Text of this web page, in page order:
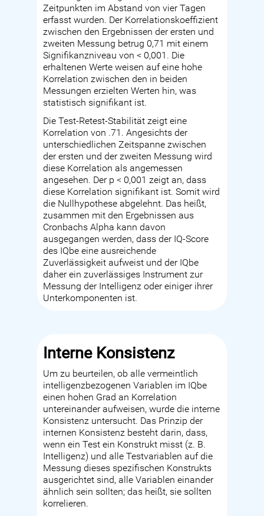
Zeitpunkten im Abstand von vier Tagen
erfasst wurden. Der Korrelationskoeffizient
zwischen den Ergebnissen der ersten und
zweiten Messung betrug 0,71 mit einem
Signifikanzniveau von < 0,001. Die
erhaltenen Werte weisen auf eine hohe
Korrelation zwischen den in beiden
Messungen erzielten Werten hin, was
statistisch signifikant ist.
Die Test-Retest-Stabilität zeigt eine
Korrelation von .71. Angesichts der
unterschiedlichen Zeitspanne zwischen
der ersten und der zweiten Messung wird
diese Korrelation als angemessen
angesehen. Der p < 0,001 zeigt an, dass
diese Korrelation signifikant ist. Somit wird
die Nullhypothese abgelehnt. Das heißt,
zusammen mit den Ergebnissen aus
Cronbachs Alpha kann davon
ausgegangen werden, dass der IQ-Score
des IQbe eine ausreichende
Zuverlässigkeit aufweist und der IQbe
daher ein zuverlässiges Instrument zur
Messung der Intelligenz oder einiger ihrer
Unterkomponenten ist.
Interne Konsistenz
Um zu beurteilen, ob alle vermeintlich
intelligenzbezogenen Variablen im IQbe
einen hohen Grad an Korrelation
untereinander aufweisen, wurde die interne
Konsistenz untersucht. Das Prinzip der
internen Konsistenz besteht darin, dass,
wenn ein Test ein Konstrukt misst (z. B.
Intelligenz) und alle Testvariablen auf die
Messung dieses spezifischen Konstrukts
ausgerichtet sind, alle Variablen einander
ähnlich sein sollten; das heißt, sie sollten
korrelieren.